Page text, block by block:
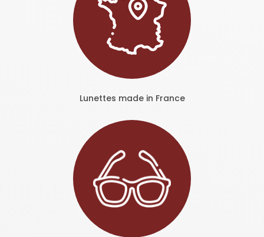
Lunettes made in France